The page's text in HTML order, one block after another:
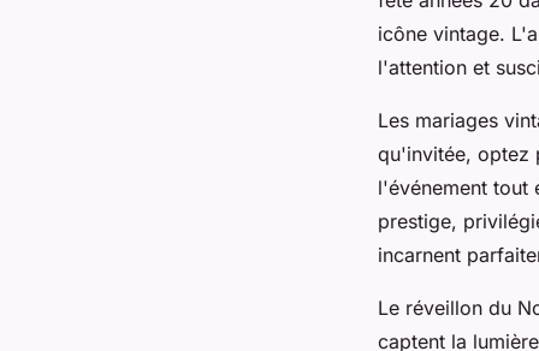
icône vintage.
l'attention et
Les mariages
qu'invitée, optez
l'événement tout
prestige,
incarnent
Le réveillon du
captent la